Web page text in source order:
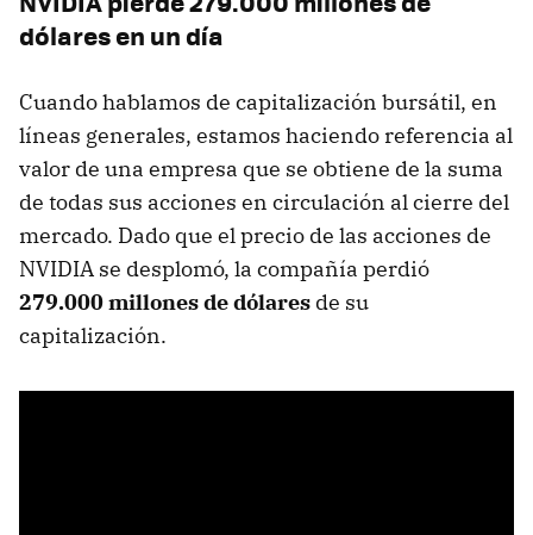
dólares en un día
Cuando hablamos de capitalización bursátil, en
líneas generales, estamos haciendo referencia al
valor de una empresa que se obtiene de la suma
de todas sus acciones en circulación al cierre del
mercado. Dado que el precio de las acciones de
NVIDIA se desplomó, la compañía perdió
279.000 millones de dólares de su
capitalización.